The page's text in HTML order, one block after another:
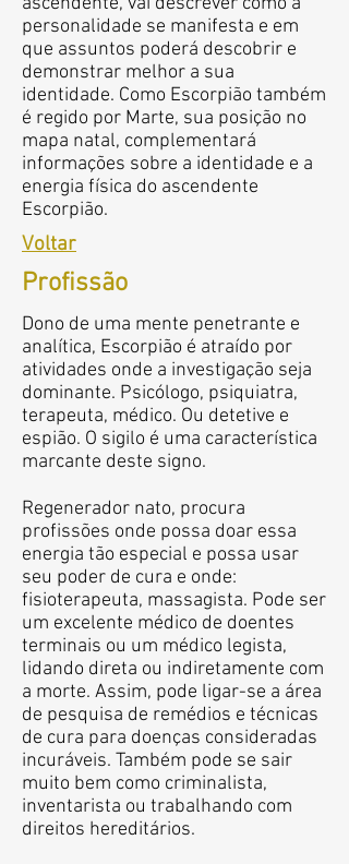
personalidade se manifesta e em
que assuntos poderá descobrir e
demonstrar melhor a sua
identidade. Como Escorpião também
é regido por Marte, sua posição no
mapa natal, complementará
informações sobre a identidade e a
energia física do ascendente
Escorpião.
Voltar
Profissão
Dono de uma mente penetrante e
analítica, Escorpião é atraído por
atividades onde a investigação seja
dominante. Psicólogo, psiquiatra,
terapeuta, médico. Ou detetive e
espião. O sigilo é uma característica
marcante deste signo.
Regenerador nato, procura
profissões onde possa doar essa
energia tão especial e possa usar
seu poder de cura e onde:
fisioterapeuta, massagista. Pode ser
um excelente médico de doentes
terminais ou um médico legista,
lidando direta ou indiretamente com
a morte. Assim, pode ligar-se a área
de pesquisa de remédios e técnicas
de cura para doenças consideradas
incuráveis. Também pode se sair
muito bem como criminalista,
inventarista ou trabalhando com
direitos hereditários.